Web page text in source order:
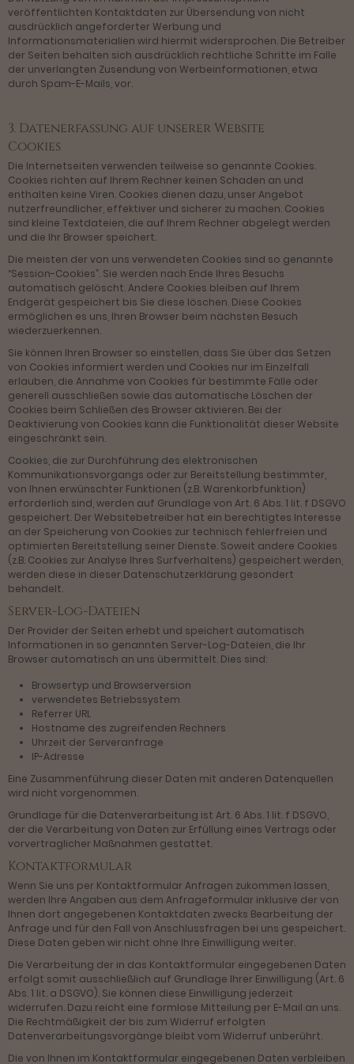
veröffentlichten Kontaktdaten zur Übersendung von nicht
ausdrücklich angeforderter Werbung und
Informationsmaterialien wird hiermit widersprochen. Die Betreiber
der Seiten behalten sich ausdrücklich rechtliche Schritte im Falle
der unverlangten Zusendung von Werbeinformationen, etwa
durch Spam-E-Mails, vor.
3. Datenerfassung auf unserer Website
Cookies
Die Internetseiten verwenden teilweise so genannte Cookies.
Cookies richten auf Ihrem Rechner keinen Schaden an und
enthalten keine Viren. Cookies dienen dazu, unser Angebot
nutzerfreundlicher, effektiver und sicherer zu machen. Cookies
sind kleine Textdateien, die auf Ihrem Rechner abgelegt werden
und die Ihr Browser speichert.
Die meisten der von uns verwendeten Cookies sind so genannte
“Session-Cookies”. Sie werden nach Ende Ihres Besuchs
automatisch gelöscht. Andere Cookies bleiben auf Ihrem
Endgerät gespeichert bis Sie diese löschen. Diese Cookies
ermöglichen es uns, Ihren Browser beim nächsten Besuch
wiederzuerkennen.
Sie können Ihren Browser so einstellen, dass Sie über das Setzen
von Cookies informiert werden und Cookies nur im Einzelfall
erlauben, die Annahme von Cookies für bestimmte Fälle oder
generell ausschließen sowie das automatische Löschen der
Cookies beim Schließen des Browser aktivieren. Bei der
Deaktivierung von Cookies kann die Funktionalität dieser Website
eingeschränkt sein.
Cookies, die zur Durchführung des elektronischen
Kommunikationsvorgangs oder zur Bereitstellung bestimmter,
von Ihnen erwünschter Funktionen (z.B. Warenkorbfunktion)
erforderlich sind, werden auf Grundlage von Art. 6 Abs. 1 lit. f DSGVO
gespeichert. Der Websitebetreiber hat ein berechtigtes Interesse
an der Speicherung von Cookies zur technisch fehlerfreien und
optimierten Bereitstellung seiner Dienste. Soweit andere Cookies
(z.B. Cookies zur Analyse Ihres Surfverhaltens) gespeichert werden,
werden diese in dieser Datenschutzerklärung gesondert
behandelt.
Server-Log-Dateien
Der Provider der Seiten erhebt und speichert automatisch
Informationen in so genannten Server-Log-Dateien, die Ihr
Browser automatisch an uns übermittelt. Dies sind:
Browsertyp und Browserversion
verwendetes Betriebssystem
Referrer URL
Hostname des zugreifenden Rechners
Uhrzeit der Serveranfrage
IP-Adresse
Eine Zusammenführung dieser Daten mit anderen Datenquellen
wird nicht vorgenommen.
Grundlage für die Datenverarbeitung ist Art. 6 Abs. 1 lit. f DSGVO,
der die Verarbeitung von Daten zur Erfüllung eines Vertrags oder
vorvertraglicher Maßnahmen gestattet.
Kontaktformular
Wenn Sie uns per Kontaktformular Anfragen zukommen lassen,
werden Ihre Angaben aus dem Anfrageformular inklusive der von
Ihnen dort angegebenen Kontaktdaten zwecks Bearbeitung der
Anfrage und für den Fall von Anschlussfragen bei uns gespeichert.
Diese Daten geben wir nicht ohne Ihre Einwilligung weiter.
Die Verarbeitung der in das Kontaktformular eingegebenen Daten
erfolgt somit ausschließlich auf Grundlage Ihrer Einwilligung (Art. 6
Abs. 1 lit. a DSGVO). Sie können diese Einwilligung jederzeit
widerrufen. Dazu reicht eine formlose Mitteilung per E-Mail an uns.
Die Rechtmäßigkeit der bis zum Widerruf erfolgten
Datenverarbeitungsvorgänge bleibt vom Widerruf unberührt.
Die von Ihnen im Kontaktformular eingegebenen Daten verbleiben